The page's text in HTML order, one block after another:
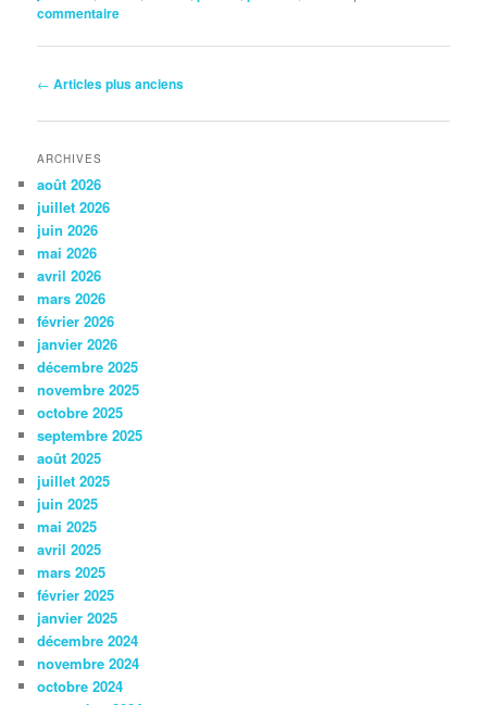
commentaire
Navigation
articles
← Articles plus anciens
ARCHIVES
août 2026
juillet 2026
juin 2026
mai 2026
avril 2026
mars 2026
février 2026
janvier 2026
décembre 2025
novembre 2025
octobre 2025
septembre 2025
août 2025
juillet 2025
juin 2025
mai 2025
avril 2025
mars 2025
février 2025
janvier 2025
décembre 2024
novembre 2024
octobre 2024